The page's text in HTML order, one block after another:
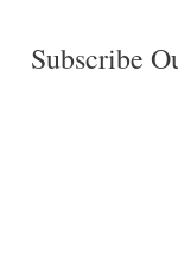
Subscribe